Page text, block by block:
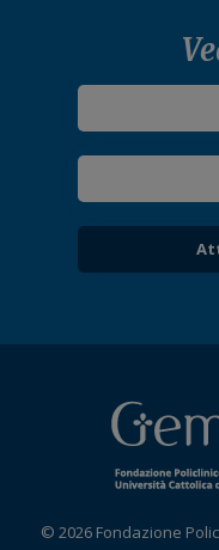
© 2026 Fondazione